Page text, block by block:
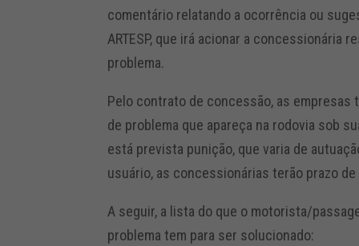
comentário relatando a ocorrência ou
ARTESP, que irá acionar a concessionária
problema.
Pelo contrato de concessão, as empresas
de problema que apareça na rodovia sob
está prevista punição, que varia de
usuário, as concessionárias terão prazo
A seguir, a lista do que o motorista/
problema tem para ser solucionado: